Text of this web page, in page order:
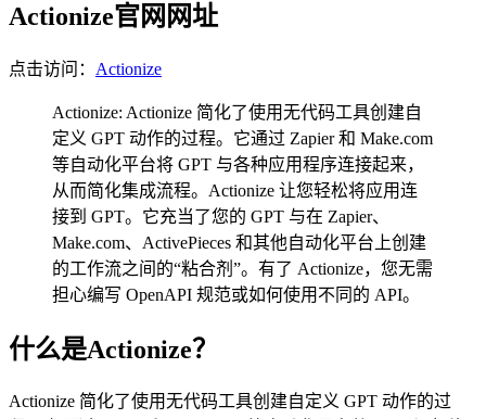
Actionize官网网址
点击访问： Actionize
Actionize: Actionize 简化了使用无代码工具创建自
定义 GPT 动作的过程。它通过 Zapier 和 Make.com
等自动化平台将 GPT 与各种应用程序连接起来，
从而简化集成流程。Actionize 让您轻松将应用连
接到 GPT。它充当了您的 GPT 与在 Zapier、
Make.com、ActivePieces 和其他自动化平台上创建
的工作流之间的“粘合剂”。有了 Actionize，您无需
担心编写 OpenAPI 规范或如何使用不同的 API。
什么是Actionize？
Actionize 简化了使用无代码工具创建自定义 GPT 动作的过